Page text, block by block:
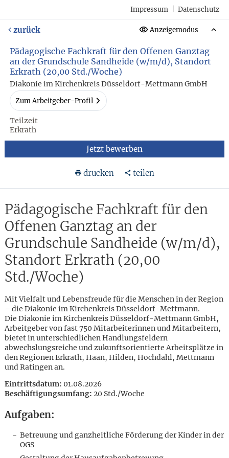
Impressum Datenschutz
zurück Anzeigemodus
Pädagogische Fachkraft für den Offenen Ganztag
an der Grundschule Sandheide (w/m/d), Standort
Erkrath (20,00 Std./Woche)
Diakonie im Kirchenkreis Düsseldorf-Mettmann GmbH
Zum Arbeitgeber-Profil
Teilzeit
Erkrath
Jetzt bewerben
drucken teilen
Pädagogische Fachkraft für den
Offenen Ganztag an der
Grundschule Sandheide (w/m/d),
Standort Erkrath (20,00
Std./Woche)
Mit Vielfalt und Lebensfreude für die Menschen in der Region
– die Diakonie im Kirchenkreis Düsseldorf-Mettmann.
Die Diakonie im Kirchenkreis Düsseldorf-Mettmann GmbH,
Arbeitgeber von fast 750 Mitarbeiterinnen und Mitarbeitern,
bietet in unterschiedlichen Handlungsfeldern
abwechslungsreiche und zukunftsorientierte Arbeitsplätze in
den Regionen Erkrath, Haan, Hilden, Hochdahl, Mettmann
und Ratingen an.
Eintrittsdatum: 01.08.2026
Beschäftigungsumfang: 20 Std./Woche
Aufgaben:
Betreuung und ganzheitliche Förderung der Kinder in der
OGS